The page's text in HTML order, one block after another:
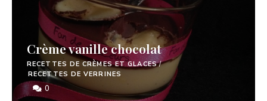
Crème vanille chocolat
RECETTES DE CRÈMES ET GLACES/
RECETTES DE VERRINES
0